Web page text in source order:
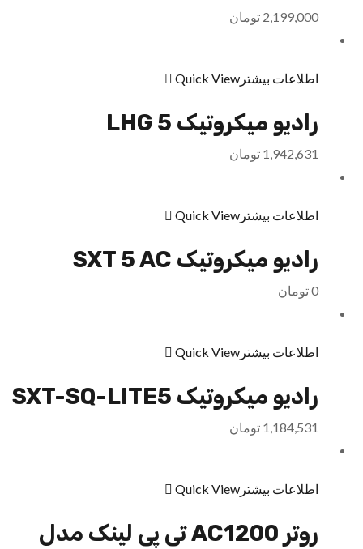
2,199,000 تومان
اطلاعات بیشتر Quick View
رادیو میکروتیک LHG 5
1,942,631 تومان
اطلاعات بیشتر Quick View
رادیو میکروتیک SXT 5 AC
0تومان
اطلاعات بیشتر Quick View
رادیو میکروتیک SXT-SQ-LITE5
1,184,531 تومان
اطلاعات بیشتر Quick View
روتر AC1200 تی پی لينک مدل